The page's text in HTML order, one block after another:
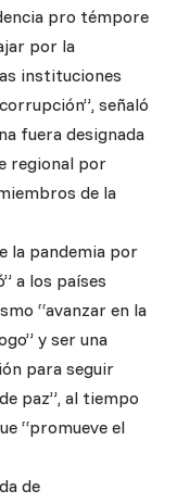
pro témpore
por la
instituciones
señaló
fuera designada
regional por
de la
la pandemia por
a los países
“avanzar en la
y ser una
para seguir
paz”, al tiempo
“promueve el
de